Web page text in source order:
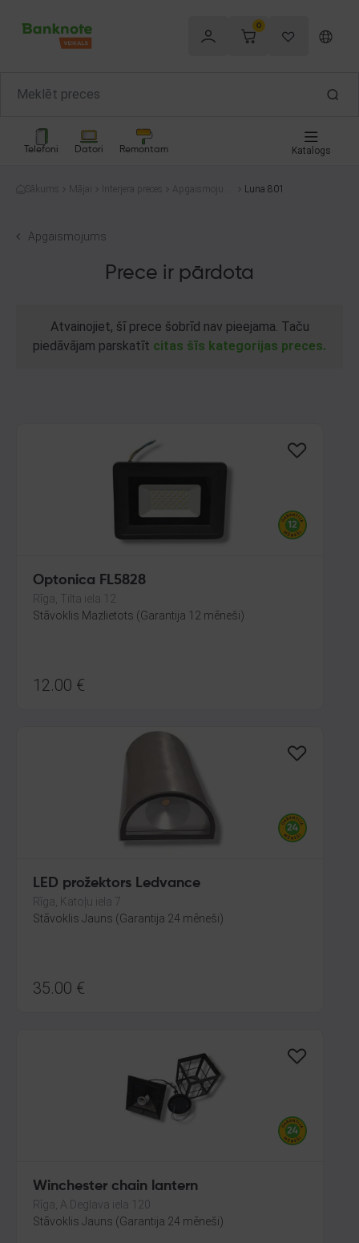
0
Telefoni Datori Remontam Katalogs
Sākums Mājai Interjera preces
Apgaismojum
Luna 801
Apgaismojums
Prece ir pārdota
Atvainojiet, šī prece šobrīd nav pieejama. Taču
piedāvājam parskatīt citas šīs kategorijas preces.
Optonica FL5828
Rīga, Tilta iela 12
Stāvoklis Mazlietots (Garantija 12 mēneši)
12.00 €
LED prožektors Ledvance
Rīga, Katoļu iela 7
Stāvoklis Jauns (Garantija 24 mēneši)
35.00 €
Winchester chain lantern
Rīga, A.Deglava iela 120
Stāvoklis Jauns (Garantija 24 mēneši)